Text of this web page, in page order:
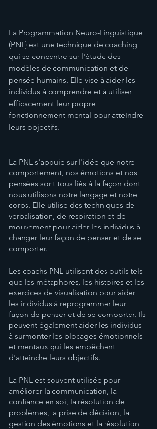
La Programmation Neuro-Linguistique
(PNL) est une technique de coaching
qui se concentre sur l'étude des
modèles de communication et de
pensée humains. Elle vise à aider les
individus à comprendre et à utiliser
efficacement leur propre
fonctionnement mental pour atteindre
leurs objectifs.
La PNL s'appuie sur l'idée que notre
comportement, nos émotions et nos
pensées sont tous liés à la façon dont
nous utilisons notre langage et notre
corps. Elle utilise des techniques de
verbalisation, de respiration et de
mouvement pour aider les individus à
changer leur façon de penser et de se
comporter.
Les coachs PNL utilisent des outils tels
que les métaphores, les histoires et les
exercices de visualisation pour aider
les individus à reprogrammer leur
façon de penser et de se comporter. Ils
peuvent également aider les individus
à surmonter les blocages émotionnels
et mentaux qui les empêchent
d'atteindre leurs objectifs.
La PNL est souvent utilisée pour
améliorer la communication, la
confiance en soi, la résolution de
problèmes, la prise de décision, la
gestion des émotions et la résolution